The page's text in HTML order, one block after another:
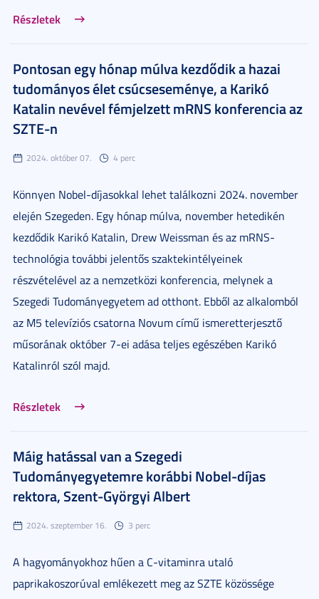
Részletek
Pontosan egy hónap múlva kezdődik a hazai
tudományos élet csúcseseménye, a Karikó
Katalin nevével fémjelzett mRNS konferencia az
SZTE-n
2024. október 07. 4 perc
Könnyen Nobel-díjasokkal lehet találkozni 2024. november
elején Szegeden. Egy hónap múlva, november hetedikén
kezdődik Karikó Katalin, Drew Weissman és az mRNS-
technológia további jelentős szaktekintélyeinek
részvételével az a nemzetközi konferencia, melynek a
Szegedi Tudományegyetem ad otthont. Ebből az alkalomból
az M5 televíziós csatorna Novum című ismeretterjesztő
műsorának október 7-ei adása teljes egészében Karikó
Katalinról szól majd.
Részletek
Máig hatással van a Szegedi
Tudományegyetemre korábbi Nobel-díjas
rektora, Szent-Györgyi Albert
2024. szeptember 16. 3 perc
A hagyományokhoz hűen a C-vitaminra utaló
paprikakoszorúval emlékezett meg az SZTE közössége